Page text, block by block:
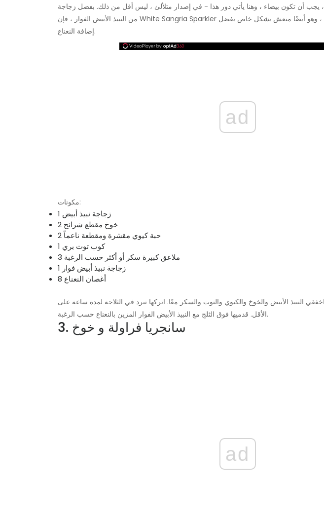
يجب أن تكون بيضاء ، وهنا يأتي دور هذا - في إصدار متلألئ ، ليس أقل من ذلك. بفضل زجاجة
، وهو أيضًا منعش بشكل خاص بفضل
إضافة النعناع.
ad
مكونات:
1 زجاجة نبيذ أبيض
2 خوخ مقطع شرائح
2 حبة كيوي مقشرة ومقطعة ناعماً
1 كوب توت بري
3 ملاعق كبيرة سكر أو أكثر حسب الرغبة
1 زجاجة نبيذ أبيض فوار
8 أغصان النعناع
النبيذ الأبيض والخوخ والكيوي والتوت والسكر معًا. اتركها تبرد في الثلاجة لمدة ساعة على
الأقل. قدميها فوق الثلج مع النبيذ الأبيض الفوار المزين بالنعناع حسب الرغبة.
3. سانجريا فراولة و خوخ
ad